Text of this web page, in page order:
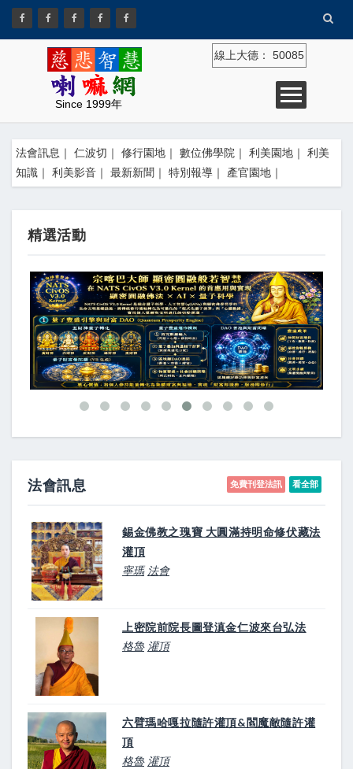
Since 1999年
線上大德： 50085
法會訊息 ｜ 仁波切 ｜ 修行園地 ｜ 數位佛學院 ｜ 利美園地 ｜ 利美
知識 ｜ 利美影音 ｜ 最新新聞 ｜ 特別報導 ｜ 產官園地 ｜
精選活動
法會訊息 看全部
免費刊登法訊
錫金佛教之瑰寶 大圓滿持明命修伏藏法
灌頂
寧瑪 法會
上密院前院長圖登滇金仁波來台弘法
格魯 灌頂
六臂瑪哈嘎拉隨許灌頂&閻魔敵隨許灌
頂
格魯 灌頂